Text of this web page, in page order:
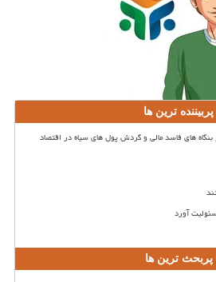
پربیننده ترین ها
های فاسد مالی و گردش پول های سیاه در اقتصاد
آورد
پربحث ترین ها